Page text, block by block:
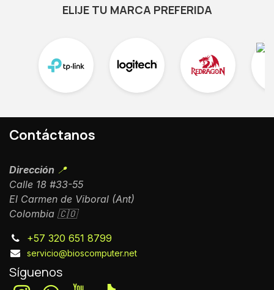
ELIJE TU MARCA PREFERIDA
Contáctanos
Dirección 📍
Calle 18 #33-55
El Carmen de Viboral (Ant)
Colombia 🇨🇴
+57 320 651 8799
servicio@bioscomputer.net
Síguenos